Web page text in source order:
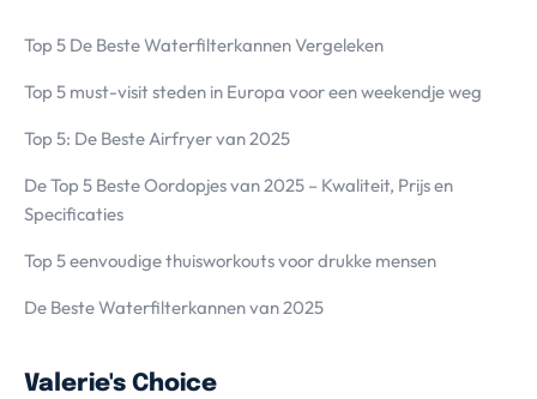
Top 5 De Beste Waterfilterkannen Vergeleken
Top 5 must-visit steden in Europa voor een weekendje weg
Top 5: De Beste Airfryer van 2025
De Top 5 Beste Oordopjes van 2025 – Kwaliteit, Prijs en
Specificaties
Top 5 eenvoudige thuisworkouts voor drukke mensen
De Beste Waterfilterkannen van 2025
Valerie's Choice